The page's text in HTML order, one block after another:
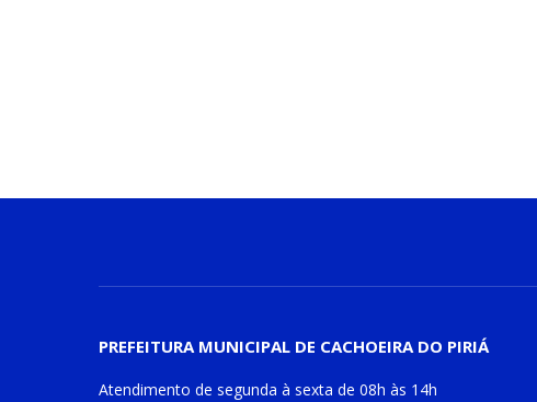
PREFEITURA MUNICIPAL DE CACHOEIRA DO PIRIÁ
Atendimento de segunda à sexta de 08h às 14h